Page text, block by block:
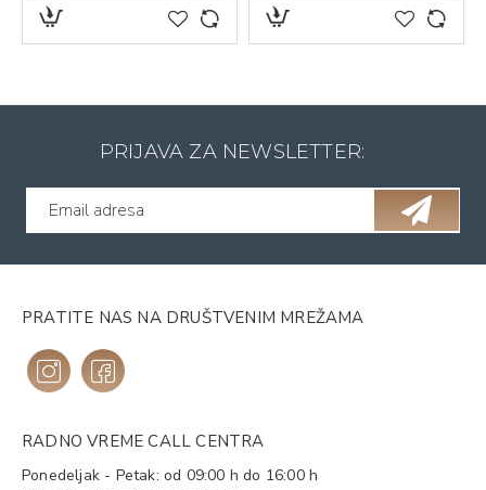
PRIJAVA ZA NEWSLETTER:
PRATITE NAS NA DRUŠTVENIM MREŽAMA
RADNO VREME CALL CENTRA
Ponedeljak - Petak: od 09:00 h do 16:00 h